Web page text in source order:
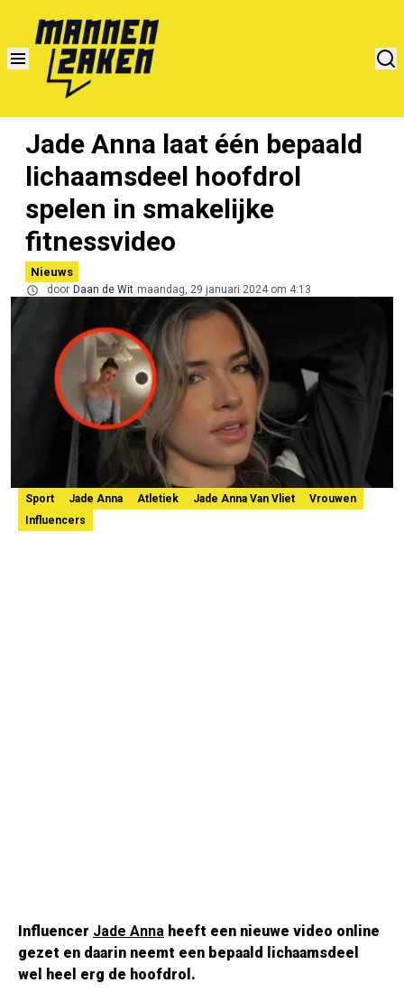
Jade Anna laat één bepaald
lichaamsdeel hoofdrol
spelen in smakelijke
fitnessvideo
Nieuws
door Daan de Wit maandag, 29 januari 2024 om 4:13
Sport Jade Anna Atletiek Jade Anna Van Vliet
Vrouwen
Influencers
Influencer Jade Anna heeft een nieuwe video online
gezet en daarin neemt een bepaald lichaamsdeel
wel heel erg de hoofdrol.